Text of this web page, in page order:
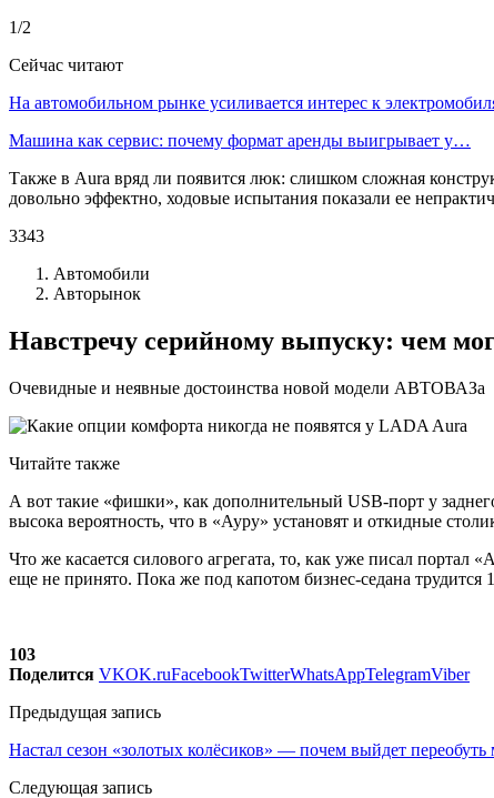
1/2
Сейчас читают
На автомобильном рынке усиливается интерес к
Машина как сервис: почему формат аренды выигрывает у…
Также в Aura вряд ли появится люк: слишком сложная
довольно эффектно, ходовые испытания показали ее
3343
Автомобили
Авторынок
Навстречу серийному выпуску: чем
Очевидные и неявные достоинства новой модели АВТОВАЗа
Читайте также
А вот такие «фишки», как дополнительный USB-порт у
высока вероятность, что в «Ауру» установят и откидные
Что же касается силового агрегата, то, как уже писал портал
еще не принято. Пока же под капотом бизнес-седана
103
Поделится VKOK.ruFacebookTwitterWhatsAppTelegramViber
Предыдущая запись
Настал сезон «золотых колёсиков» — почем выйдет
Следующая запись